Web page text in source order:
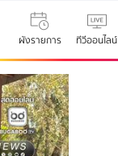
ผังรายการ ทีวีออนไลน์